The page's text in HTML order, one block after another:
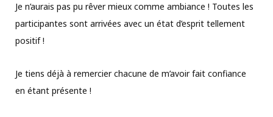
Je n’aurais pas pu rêver mieux comme ambiance ! Toutes les
participantes sont arrivées avec un état d’esprit tellement
positif !
Je tiens déjà à remercier chacune de m’avoir fait confiance
en étant présente !